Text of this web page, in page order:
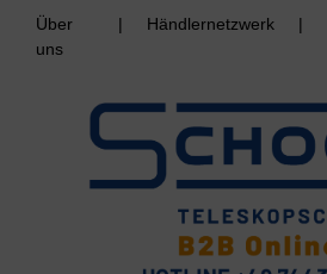
Über
uns
| Händlernetzwerk |